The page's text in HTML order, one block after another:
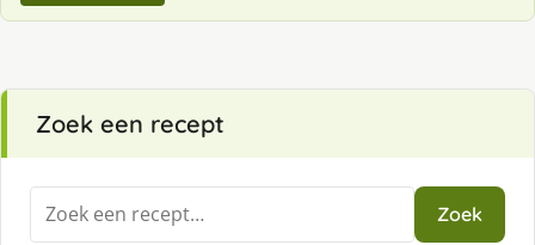
Zoek een recept
Zoeken
naar:
Zoek